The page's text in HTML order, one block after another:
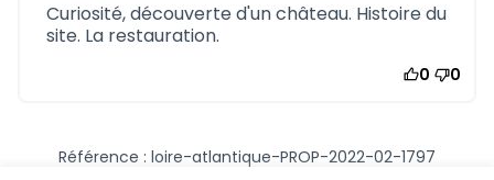
Curiosité, découverte d'un château. Histoire du
site. La restauration.
0 0
Référence : loire-atlantique-PROP-2022-02-1797